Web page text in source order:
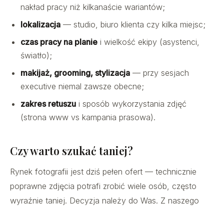
nakład pracy niż kilkanaście wariantów;
lokalizacja— studio, biuro klienta czy kilka miejsc;
czas pracy na planiei wielkość ekipy (asystenci,
światło);
makijaż, grooming, stylizacja— przy sesjach
executive niemal zawsze obecne;
zakres retuszui sposób wykorzystania zdjęć
(strona www vs kampania prasowa).
Czy warto szukać taniej?
Rynek fotografii jest dziś pełen ofert — technicznie
poprawne zdjęcia potrafi zrobić wiele osób, często
wyraźnie taniej. Decyzja należy do Was. Z naszego